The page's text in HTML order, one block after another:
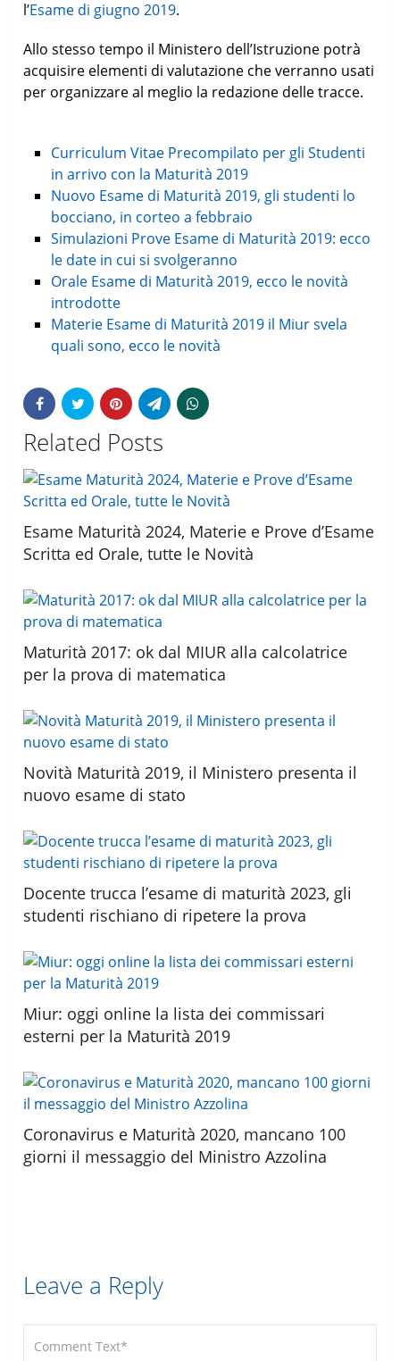
l’Esame di giugno 2019.
Allo stesso tempo il Ministero dell’Istruzione potrà
acquisire elementi di valutazione che verranno usati
per organizzare al meglio la redazione delle tracce.
Curriculum Vitae Precompilato per gli Studenti
in arrivo con la Maturità 2019
Nuovo Esame di Maturità 2019, gli studenti lo
bocciano, in corteo a febbraio
Simulazioni Prove Esame di Maturità 2019: ecco
le date in cui si svolgeranno
Orale Esame di Maturità 2019, ecco le novità
introdotte
Materie Esame di Maturità 2019 il Miur svela
quali sono, ecco le novità
Related Posts
Esame Maturità 2024, Materie e Prove d’Esame
Scritta ed Orale, tutte le Novità
Maturità 2017: ok dal MIUR alla calcolatrice
per la prova di matematica
Novità Maturità 2019, il Ministero presenta il
nuovo esame di stato
Docente trucca l’esame di maturità 2023, gli
studenti rischiano di ripetere la prova
Miur: oggi online la lista dei commissari
esterni per la Maturità 2019
Coronavirus e Maturità 2020, mancano 100
giorni il messaggio del Ministro Azzolina
Leave a Reply